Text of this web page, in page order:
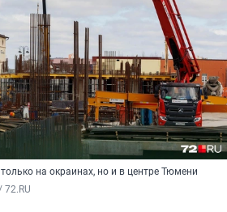
на окраинах, но и в центре Тюмени